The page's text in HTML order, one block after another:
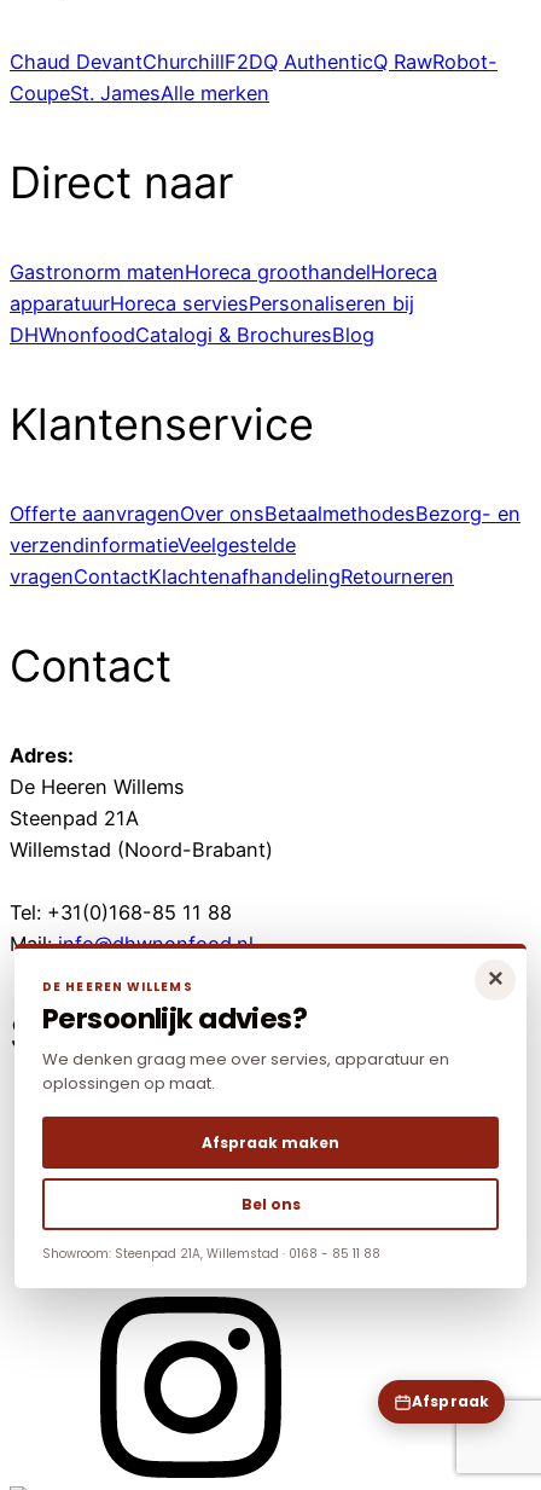
Chaud DevantChurchillF2DQ AuthenticQ RawRobot-
CoupeSt. JamesAlle merken
Direct naar
Gastronorm matenHoreca groothandelHoreca
apparatuurHoreca serviesPersonaliseren bij
DHWnonfoodCatalogi & BrochuresBlog
Klantenservice
Offerte aanvragenOver onsBetaalmethodesBezorg- en
verzendinformatieVeelgestelde
vragenContactKlachtenafhandelingRetourneren
Contact
Adres:
De Heeren Willems
Steenpad 21A
Willemstad (Noord-Brabant)
Tel: +31(0)168-85 11 88
Mail:info@dhwnonfood.nl
Social Media
Afspraak
×
DE HEEREN WILLEMS
Persoonlijk advies?
We denken graag mee over servies, apparatuur en
oplossingen op maat.
Afspraak maken
Bel ons
Showroom: Steenpad 21A, Willemstad · 0168 - 85 11 88